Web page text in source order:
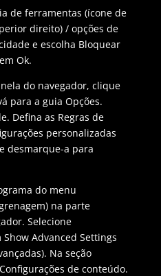
de ferramentas (ícone de
direito) / opções de
e escolha Bloquear
Ok.
do navegador, clique
para a guia Opções.
Defina as Regras de
personalizadas
desmarque-a para
do menu
na parte
Selecione
Advanced Settings
Na seção
de conteúdo.